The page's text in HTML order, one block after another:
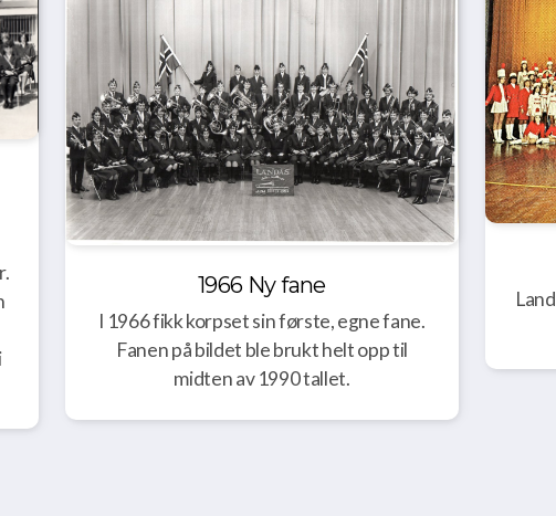
1966 Ny fane
I 1966 fikk korpset sin første, egne fane.
Fanen på bildet ble brukt helt opp til
midten av 1990 tallet.